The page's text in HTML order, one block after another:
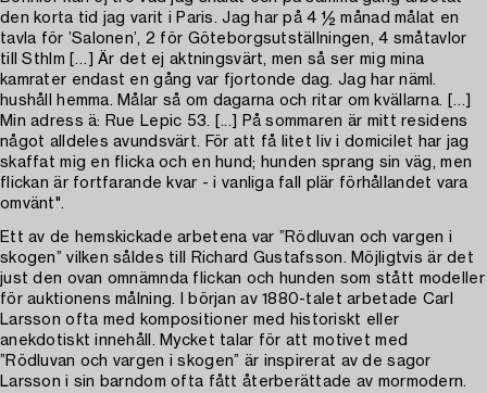
den korta tid jag varit i Paris. Jag har på 4 ½ månad målat en
tavla för ’Salonen’, 2 för Göteborgsutställningen, 4 småtavlor
till Sthlm […] Är det ej aktningsvärt, men så ser mig mina
kamrater endast en gång var fjortonde dag. Jag har näml.
hushåll hemma. Målar så om dagarna och ritar om kvällarna. […]
Min adress ä: Rue Lepic 53. [...] På sommaren är mitt residens
något alldeles avundsvärt. För att få litet liv i domicilet har jag
skaffat mig en flicka och en hund; hunden sprang sin väg, men
flickan är fortfarande kvar - i vanliga fall plär förhållandet vara
omvänt".
Ett av de hemskickade arbetena var ”Rödluvan och vargen i
skogen” vilken såldes till Richard Gustafsson. Möjligtvis är det
just den ovan omnämnda flickan och hunden som stått modeller
för auktionens målning. I början av 1880-talet arbetade Carl
Larsson ofta med kompositioner med historiskt eller
anekdotiskt innehåll. Mycket talar för att motivet med
”Rödluvan och vargen i skogen” är inspirerat av de sagor
Larsson i sin barndom ofta fått återberättade av mormodern.